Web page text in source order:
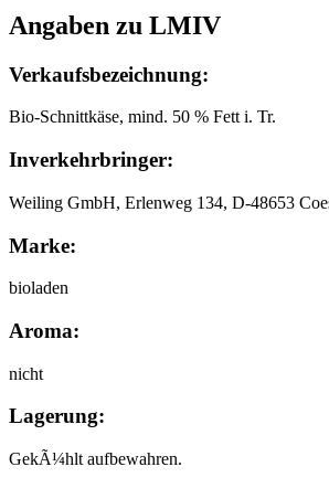
Angaben zu LMIV
Verkaufsbezeichnung:
Bio-Schnittkäse, mind. 50 % Fett i. Tr.
Inverkehrbringer:
Weiling GmbH, Erlenweg 134, D-48653
Marke:
bioladen
Aroma:
nicht
Lagerung:
GekÃ¼hlt aufbewahren.